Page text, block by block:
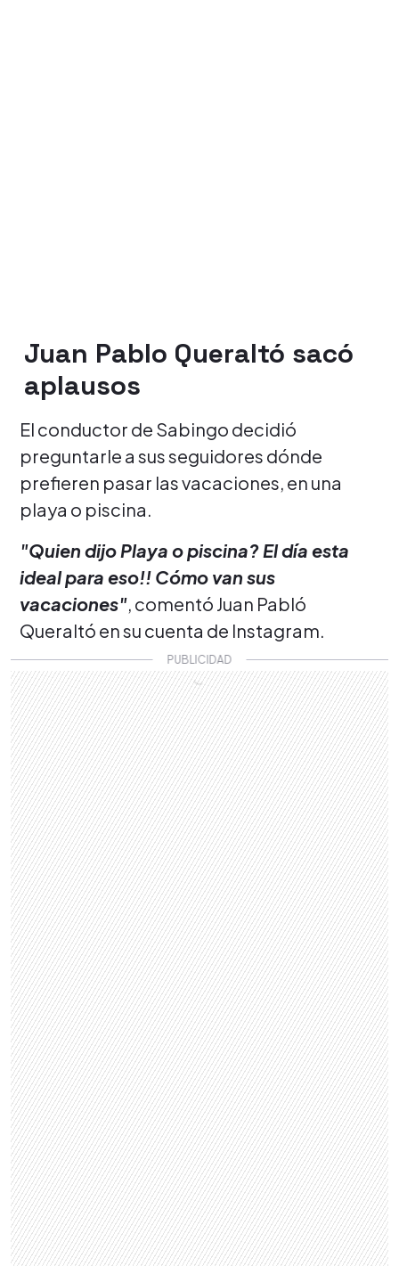
Juan Pablo Queraltó sacó
aplausos
El conductor de Sabingo decidió
preguntarle a sus seguidores dónde
prefieren pasar las vacaciones, en una
playa o piscina.
"Quien dijo Playa o piscina? El día esta
ideal para eso!! Cómo van sus
vacaciones", comentó Juan Pabló
Queraltó en su cuenta de Instagram.